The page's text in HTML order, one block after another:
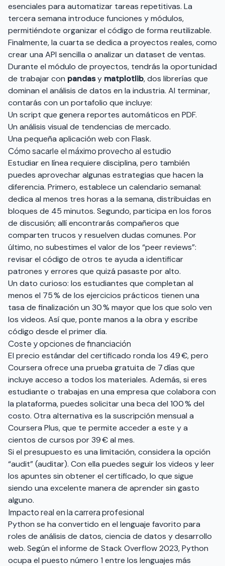
esenciales para automatizar tareas repetitivas. La
tercera semana introduce funciones y módulos,
permitiéndote organizar el código de forma reutilizable.
Finalmente, la cuarta se dedica a proyectos reales, como
crear una API sencilla o analizar un dataset de ventas.
Durante el módulo de proyectos, tendrás la oportunidad
de trabajar con pandasy matplotlib, dos librerías que
dominan el análisis de datos en la industria. Al terminar,
contarás con un portafolio que incluye:
Un script que genera reportes automáticos en PDF.
Un análisis visual de tendencias de mercado.
Una pequeña aplicación web con Flask.
Cómo sacarle el máximo provecho al estudio
Estudiar en línea requiere disciplina, pero también
puedes aprovechar algunas estrategias que hacen la
diferencia. Primero, establece un calendario semanal:
dedica al menos tres horas a la semana, distribuidas en
bloques de 45 minutos. Segundo, participa en los foros
de discusión; allí encontrarás compañeros que
comparten trucos y resuelven dudas comunes. Por
último, no subestimes el valor de los “peer reviews”:
revisar el código de otros te ayuda a identificar
patrones y errores que quizá pasaste por alto.
Un dato curioso: los estudiantes que completan al
menos el 75 % de los ejercicios prácticos tienen una
tasa de finalización un 30 % mayor que los que solo ven
los videos. Así que, ponte manos a la obra y escribe
código desde el primer día.
Coste y opciones de financiación
El precio estándar del certificado ronda los 49 €, pero
Coursera ofrece una prueba gratuita de 7 días que
incluye acceso a todos los materiales. Además, si eres
estudiante o trabajas en una empresa que colabora con
la plataforma, puedes solicitar una beca del 100 % del
costo. Otra alternativa es la suscripción mensual a
Coursera Plus, que te permite acceder a este y a
cientos de cursos por 39 € al mes.
Si el presupuesto es una limitación, considera la opción
“audit” (auditar). Con ella puedes seguir los videos y leer
los apuntes sin obtener el certificado, lo que sigue
siendo una excelente manera de aprender sin gasto
alguno.
Impacto real en la carrera profesional
Python se ha convertido en el lenguaje favorito para
roles de análisis de datos, ciencia de datos y desarrollo
web. Según el informe de Stack Overflow 2023, Python
ocupa el puesto número 1 entre los lenguajes más